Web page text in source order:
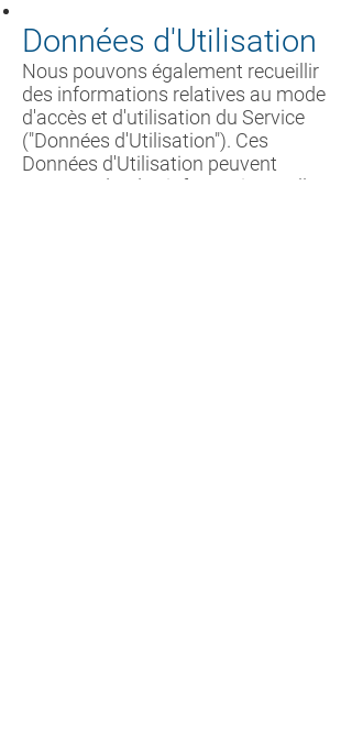
Données d'Utilisation
Nous pouvons également recueillir
des informations relatives au mode
d'accès et d'utilisation du Service
("Données d'Utilisation"). Ces
Données d'Utilisation peuvent
comprendre des informations telles